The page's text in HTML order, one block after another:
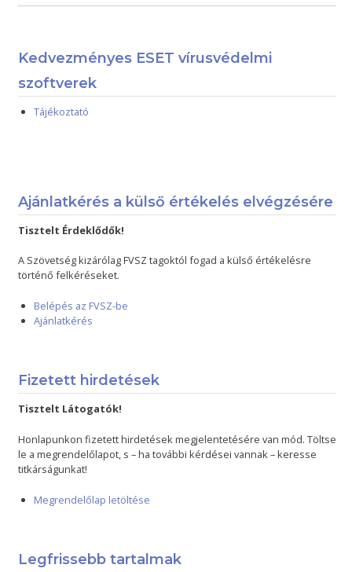
Kedvezményes ESET vírusvédelmi
szoftverek
Tájékoztató
Ajánlatkérés a külső értékelés elvégzésére
Tisztelt Érdeklődők!
A Szövetség kizárólag FVSZ tagoktól fogad a külső értékelésre
történő felkéréseket.
Belépés az FVSZ-be
Ajánlatkérés
Fizetett hirdetések
Tisztelt Látogatók!
Honlapunkon fizetett hirdetések megjelentetésére van mód. Töltse
le a megrendelőlapot, s – ha további kérdései vannak – keresse
titkárságunkat!
Megrendelőlap letöltése
Legfrissebb tartalmak